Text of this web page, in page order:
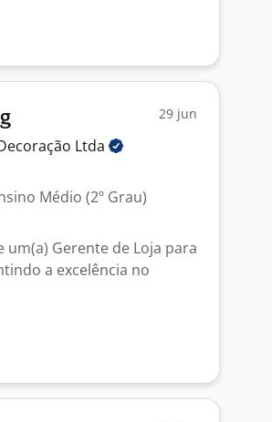
29 jun
Ltda
Médio (2º Grau)
um(a) Gerente de Loja para
a excelência no